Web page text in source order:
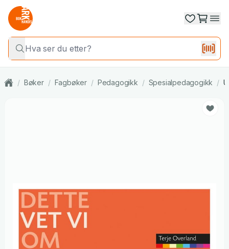
/ Bøker / Fagbøker / Pedagogikk / Spesialpedagogikk /